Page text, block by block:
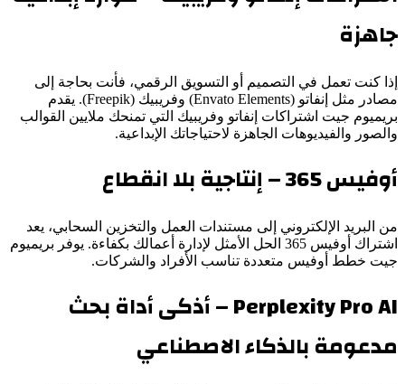
جاهزة
إذا كنت تعمل في التصميم أو التسويق الرقمي، فأنت بحاجة إلى
مصادر مثل إنفاتو (Envato Elements) وفريبيك (Freepik). يقدم
بريميوم جيت اشتراكات إنفاتو وفريبيك التي تمنحك ملايين القوالب
والصور والفيديوهات الجاهزة لاحتياجاتك الإبداعية.
أوفيس 365 – إنتاجية بلا انقطاع
من البريد الإلكتروني إلى مستندات العمل والتخزين السحابي، يعد
اشتراك أوفيس 365 الحل الأمثل لإدارة أعمالك بكفاءة. يوفر بريميوم
جيت خطط أوفيس متعددة تناسب الأفراد والشركات.
Perplexity Pro AI – أذكى أداة بحث
مدعومة بالذكاء الاصطناعي